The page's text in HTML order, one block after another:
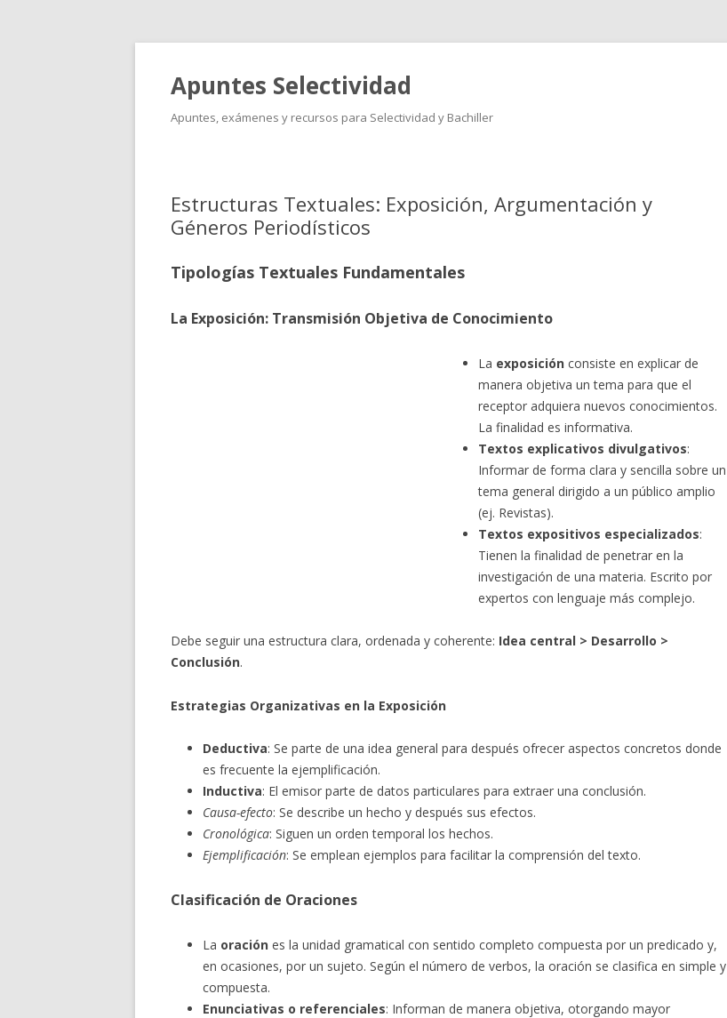
Apuntes Selectividad
Apuntes, exámenes y recursos para Selectividad y Bachiller
Estructuras Textuales: Exposición, Argumentación y
Géneros Periodísticos
Tipologías Textuales Fundamentales
La Exposición: Transmisión Objetiva de Conocimiento
La exposición consiste en explicar de
manera objetiva un tema para que el
receptor adquiera nuevos conocimientos.
La finalidad es informativa.
Textos explicativos divulgativos:
Informar de forma clara y sencilla sobre un
tema general dirigido a un público amplio
(ej. Revistas).
Textos expositivos especializados:
Tienen la finalidad de penetrar en la
investigación de una materia. Escrito por
expertos con lenguaje más complejo.
Debe seguir una estructura clara, ordenada y coherente: Idea central > Desarrollo >
Conclusión.
Estrategias Organizativas en la Exposición
Deductiva: Se parte de una idea general para después ofrecer aspectos concretos donde
es frecuente la ejemplificación.
Inductiva: El emisor parte de datos particulares para extraer una conclusión.
Causa-efecto: Se describe un hecho y después sus efectos.
Cronológica: Siguen un orden temporal los hechos.
Ejemplificación: Se emplean ejemplos para facilitar la comprensión del texto.
Clasificación de Oraciones
La oración es la unidad gramatical con sentido completo compuesta por un predicado y,
en ocasiones, por un sujeto. Según el número de verbos, la oración se clasifica en simple y
compuesta.
Enunciativas o referenciales: Informan de manera objetiva, otorgando mayor